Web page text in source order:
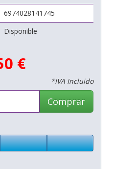
6974028141745
Disponible
€
*IVA Incluido
Comprar